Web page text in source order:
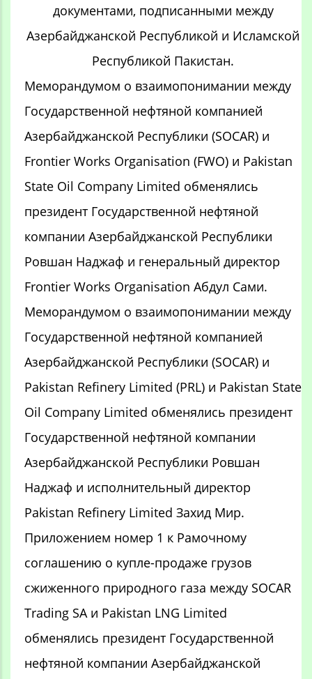
документами, подписанными между
Азербайджанской Республикой и Исламской
Республикой Пакистан.
Меморандумом о взаимопонимании между
Государственной нефтяной компанией
Азербайджанской Республики (SOCAR) и
Frontier Works Organisation (FWO) и Pakistan
State Oil Company Limited обменялись
президент Государственной нефтяной
компании Азербайджанской Республики
Ровшан Наджаф и генеральный директор
Frontier Works Organisation Абдул Сами.
Меморандумом о взаимопонимании между
Государственной нефтяной компанией
Азербайджанской Республики (SOCAR) и
Pakistan Refinery Limited (PRL) и Pakistan State
Oil Company Limited обменялись президент
Государственной нефтяной компании
Азербайджанской Республики Ровшан
Наджаф и исполнительный директор
Pakistan Refinery Limited Захид Мир.
Приложением номер 1 к Рамочному
соглашению о купле-продаже грузов
сжиженного природного газа между SOCAR
Trading SA и Pakistan LNG Limited
обменялись президент Государственной
нефтяной компании Азербайджанской